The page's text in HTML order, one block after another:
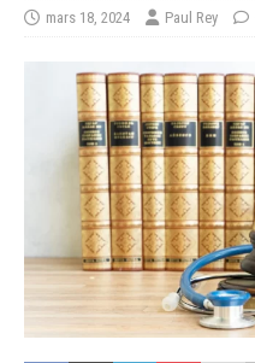
mars 18, 2024 Paul Rey